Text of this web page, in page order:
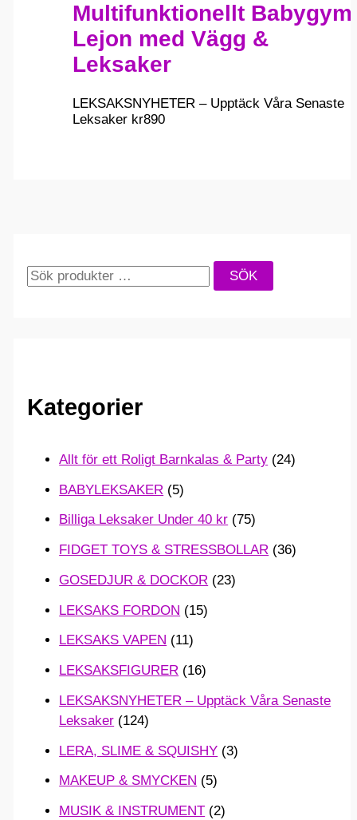
S
SÖK
Kategorier
Allt för ett Roligt Barnkalas & Party (24)
BABYLEKSAKER (5)
Billiga Leksaker Under 40 kr (75)
FIDGET TOYS & STRESSBOLLAR (36)
GOSEDJUR & DOCKOR (23)
LEKSAKS FORDON (15)
LEKSAKS VAPEN (11)
LEKSAKSFIGURER (16)
LEKSAKSNYHETER – Upptäck Våra Senaste
Leksaker (124)
LERA, SLIME & SQUISHY (3)
MAKEUP & SMYCKEN (5)
MUSIK & INSTRUMENT (2)
Multifunktionellt Babygym
Lejon med Vägg &
Leksaker
LEKSAKSNYHETER – Upptäck Våra Senaste
Leksaker kr890